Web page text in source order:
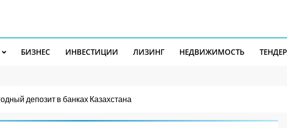
БИЗНЕС ИНВЕСТИЦИИ ЛИЗИНГ НЕДВИЖИМОСТЬ
депозит в банках Казахстана